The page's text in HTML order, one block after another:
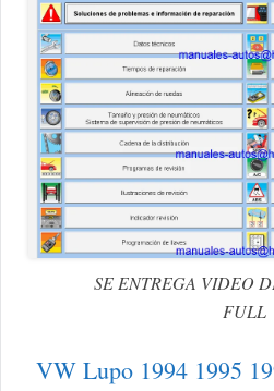
SE ENTREGA VIDEO
FULL
VW Lupo 1994 1995